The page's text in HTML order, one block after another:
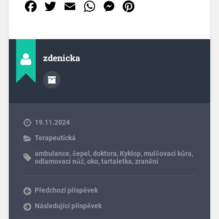
Facebook
Twitter
EmailWhatsApp
Messenger
zdenicka
19.11.2024
Terapeutická
ambulance,čepel ,doktora, Kyklop, mulčovací kůra,
odlamovací nůž,oko,tartaletka,zranění
Předchozí příspěvek
Následující příspěvek